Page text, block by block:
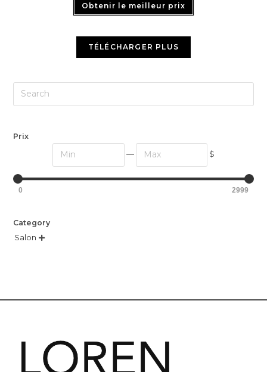
Obtenir le meilleur prix
TÉLÉCHARGER PLUS
Prix
— $
0 2999
Category
Salon 